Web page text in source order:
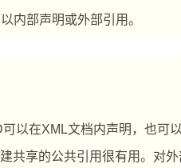
内部声明或外部引用。
可以在XML文档内声明，也可
共享的公共引用很有用。对